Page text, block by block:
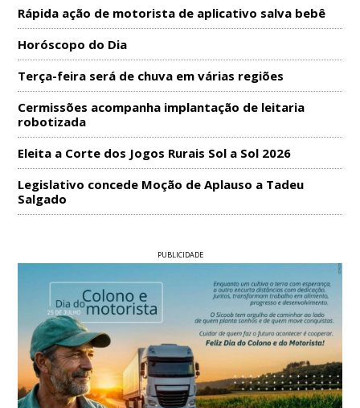
Rápida ação de motorista de aplicativo salva bebê
Horóscopo do Dia
Terça-feira será de chuva em várias regiões
Cermissões acompanha implantação de leitaria
robotizada
Eleita a Corte dos Jogos Rurais Sol a Sol 2026
Legislativo concede Moção de Aplauso a Tadeu
Salgado
PUBLICIDADE